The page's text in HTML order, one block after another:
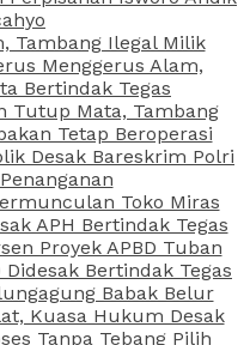
Tambang Ilegal Milik
Menggerus Alam,
Bertindak Tegas
Tutup Mata, Tambang
Tetap Beroperasi
Desak Bareskrim Polri
Toko Miras
APH Bertindak Tegas
Proyek APBD Tuban
Bertindak Tegas
Babak Belur
Kuasa Hukum Desak
Tanpa Tebang Pilih